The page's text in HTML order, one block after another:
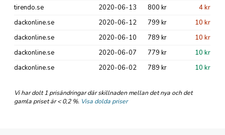
tirendo.se 2020-06-13 800 kr
4 kr
dackonline.se
2020-06-12 799 kr
10 kr
dackonline.se
2020-06-10 789 kr
10 kr
dackonline.se
2020-06-07 779 kr
10 kr
dackonline.se
2020-06-02 789 kr 10 kr
Vi har dolt 1 prisändringar där skillnaden mellan det nya och det
gamla priset är < 0,2 %. Visa dolda priser